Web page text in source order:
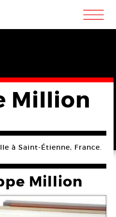
m
Million
à Saint-Étienne, France.
Million